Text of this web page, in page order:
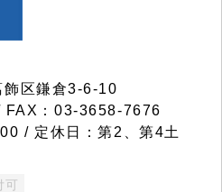
区鎌倉3-6-10
：03-3658-7676
/ 定休日：第2、第4土
可